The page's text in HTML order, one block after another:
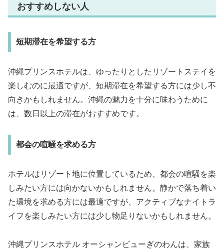
おすすめしない人
短期滞在を希望する方
沖縄プリンスホテルは、ゆったりとしたリゾートステイを
楽しむのに最適ですが、短期滞在を希望する方には少し不
向きかもしれません。沖縄の魅力を十分に味わうために
は、数日以上の滞在がおすすめです。
都会の喧騒を求める方
ホテルはリゾート地に位置しているため、都会の喧騒を楽
しみたい方には向かないかもしれません。静かで落ち着い
た環境を求める方には最適ですが、アクティブなナイトラ
イフを楽しみたい方には少し物足りないかもしれません。
沖縄プリンスホテル オーシャンビューぎのわんは、家族